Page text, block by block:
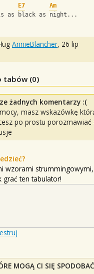
E7
Am
as black as night...
AnnieBlancher, 26 lip
tabów (0)
żadnych komentarzy :(
masz wskazówkę
po prostu porozmawiać
wzorami
ten tabulator!
MOGĄ CI SIĘ SPODOBAĆ